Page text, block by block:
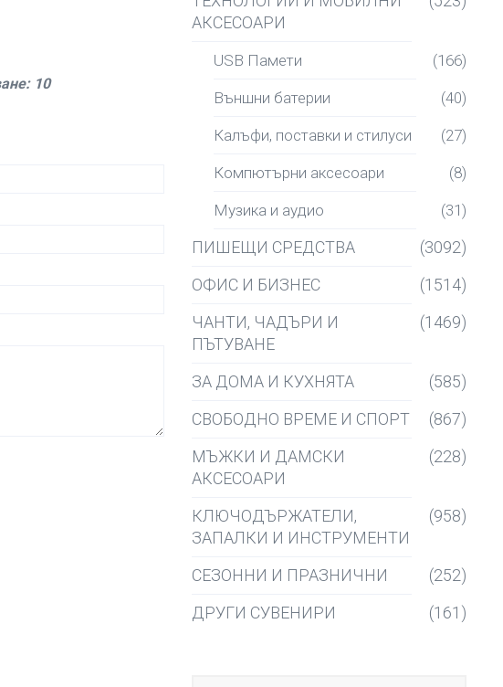
10
АКСЕСОАРИ
USB Памети (166)
Външни батерии (40)
Калъфи, поставки и стилуси (27)
Компютърни аксесоари (8)
Музика и аудио (31)
ПИШЕЩИ СРЕДСТВА
(3092)
ОФИС И БИЗНЕС
(1514)
ЧАНТИ, ЧАДЪРИ И
ПЪТУВАНЕ
(1469)
ЗА ДОМА И КУХНЯТА
(585)
СВОБОДНО ВРЕМЕ И СПОРТ
(867)
МЪЖКИ И ДАМСКИ
АКСЕСОАРИ
(228)
КЛЮЧОДЪРЖАТЕЛИ,
ЗАПАЛКИ И ИНСТРУМЕНТИ
(958)
СЕЗОННИ И ПРАЗНИЧНИ
(252)
ДРУГИ СУВЕНИРИ
(161)